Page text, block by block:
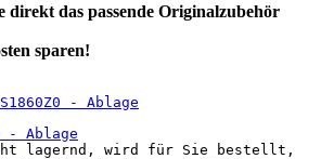
direkt das passende Originalzubehör
sparen!
- Ablage